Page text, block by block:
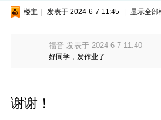
楼主 发表于 2024-6-7 11:45 显示全部
福音 发表于 2024-6-7 11:40
好同学，发作业了
谢谢！